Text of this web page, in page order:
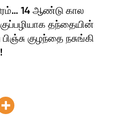
14 ஆண்டு கால
தந்தையின்
குழந்தை நசுங்கி